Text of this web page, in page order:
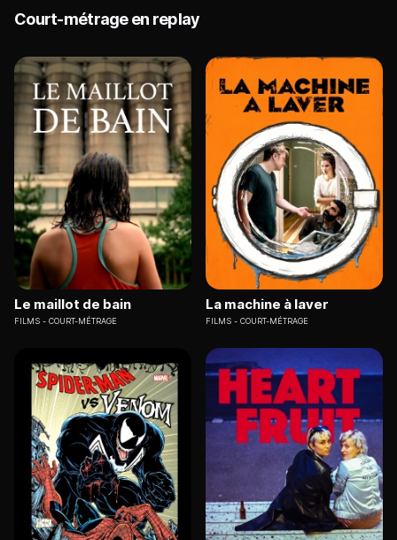
Court-métrage en replay
Le maillot de bain
FILMS COURT-MÉTRAGE
La machine à laver
FILMS COURT-MÉTRAGE